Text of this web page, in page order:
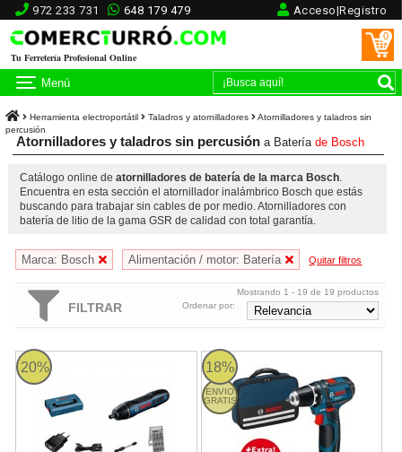
972 233 731 648 179 479 Acceso|Registro
Tu Ferretería Profesional Online
0
Menú
Herramienta electroportátil Taladros y atornilladores
Atornilladores y taladros sin
percusión
Atornilladores y taladros sin percusión a Bateríade Bosch
Catálogo online de atornilladores de batería de la marca Bosch.
Encuentra en esta sección el atornillador inalámbrico Bosch que estás
buscando para trabajar sin cables de por medio. Atornilladores con
batería de litio de la gama GSR de calidad con total garantía.
Marca: Bosch Alimentación / motor: Batería Quitar filtros
FILTRAR
Mostrando 1 - 19 de 19 productos
Ordenar por:
20%
Bosch GO en L-BOXX - Atornillador a batería
18%
ENVIO
GRATIS
Bosch GSR 12V-15 Professional